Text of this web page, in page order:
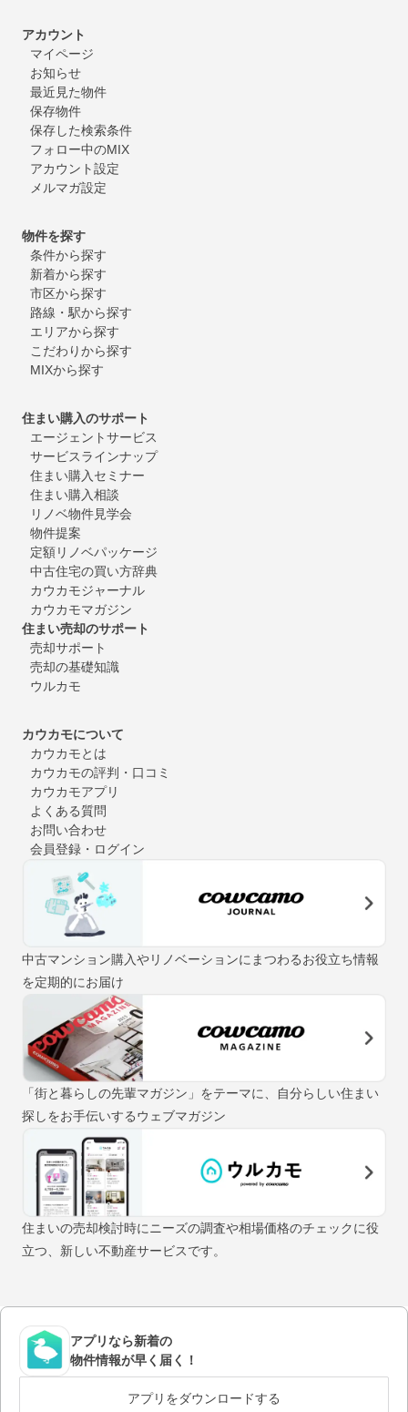
アカウント
マイページ
お知らせ
最近見た物件
保存物件
保存した検索条件
フォロー中のMIX
アカウント設定
メルマガ設定
物件を探す
条件から探す
新着から探す
市区から探す
路線・駅から探す
エリアから探す
こだわりから探す
MIXから探す
住まい購入のサポート
エージェントサービス
サービスラインナップ
住まい購入セミナー
住まい購入相談
リノベ物件見学会
物件提案
定額リノベパッケージ
中古住宅の買い方辞典
カウカモジャーナル
カウカモマガジン
住まい売却のサポート
売却サポート
売却の基礎知識
ウルカモ
カウカモについて
カウカモとは
カウカモの評判・口コミ
カウカモアプリ
よくある質問
お問い合わせ
会員登録・ログイン
中古マンション購入やリノベーションにまつわるお役立ち情報
を定期的にお届け
「街と暮らしの先輩マガジン」をテーマに、自分らしい住まい
探しをお手伝いするウェブマガジン
住まいの売却検討時にニーズの調査や相場価格のチェックに役
立つ、新しい不動産サービスです。
アプリなら新着の
物件情報が早く届く！
アプリをダウンロードする